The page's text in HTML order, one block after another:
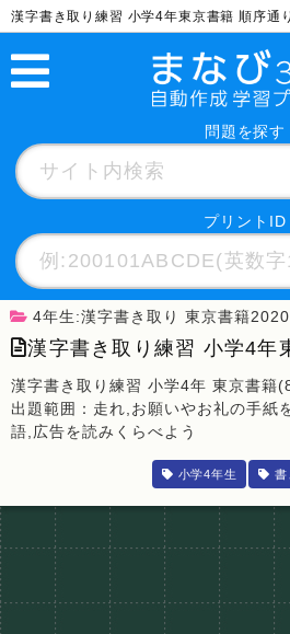
漢字書き取り練習 小学4年東京書籍 順序
問題を探す
プリントID
4年生:漢字書き取り 東京書籍2020
漢字書き取り練習 小学4年
漢字書き取り練習 小学4年 東京書籍
出題範囲：走れ,お願いやお礼の手紙
語,広告を読みくらべよう
小学4年生 書